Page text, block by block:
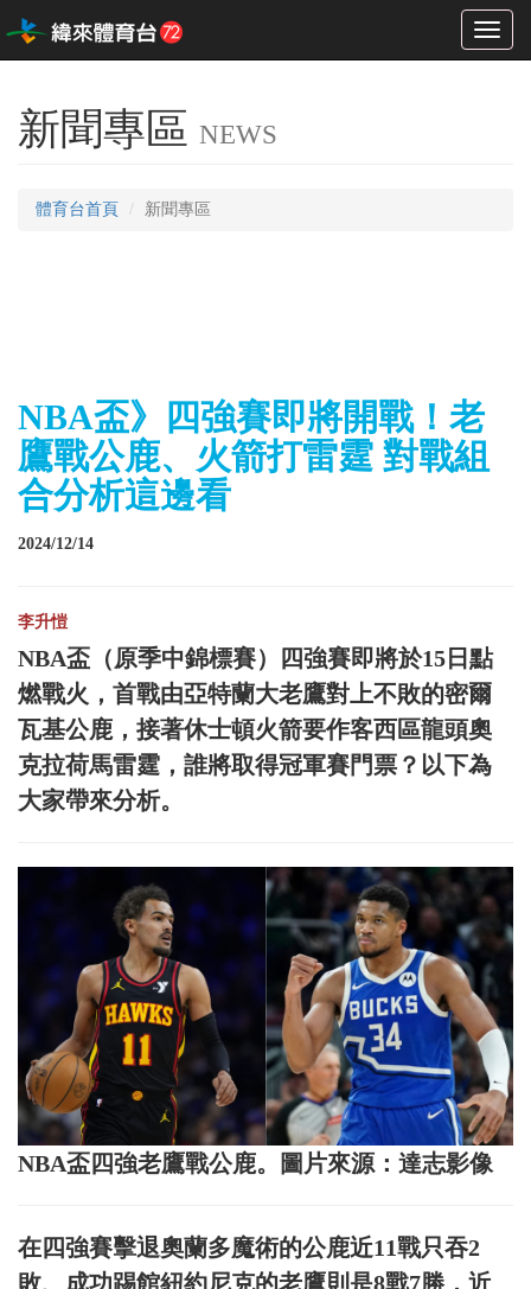
Toggle
新聞專區 NEWS
體育台首頁 新聞專區
NBA盃》四強賽即將開戰！老
鷹戰公鹿、火箭打雷霆 對戰組
合分析這邊看
2024/12/14
李升愷
NBA盃（原季中錦標賽）四強賽即將於15日點
燃戰火，首戰由亞特蘭大老鷹對上不敗的密爾
瓦基公鹿，接著休士頓火箭要作客西區龍頭奧
克拉荷馬雷霆，誰將取得冠軍賽門票？以下為
大家帶來分析。
NBA盃四強老鷹戰公鹿。圖片來源：達志影像
在四強賽擊退奧蘭多魔術的公鹿近11戰只吞2
敗、成功踢館紐約尼克的老鷹則是8戰7勝，近